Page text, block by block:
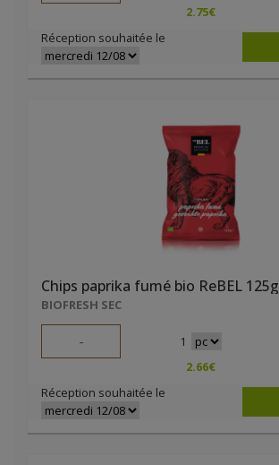
2.75€
Réception souhaitée le
Chips paprika fumé bio ReBEL 125g
BIOFRESH SEC
- 1
2.66€
Réception souhaitée le